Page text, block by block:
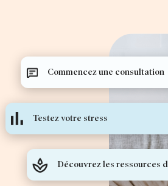
Commencez une consultation
Testez votre stress
Découvrez les ressources